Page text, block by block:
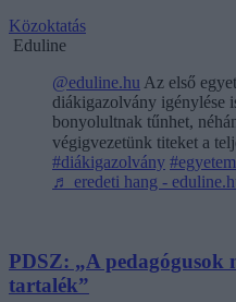
Közoktatás
Eduline
@eduline.hu Az első
diákigazolvány igénylése
bonyolultnak tűnhet,
végigvezetünk titeket a
#diákigazolvány #egyetem
♬ eredeti hang -
PDSZ: „A pedagógusok
tartalék”